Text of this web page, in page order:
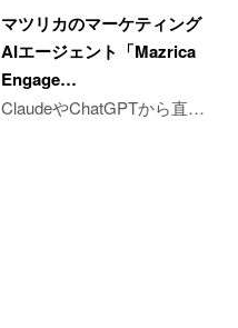
マツリカのマーケティング
AIエージェント「Mazrica
Engage…
ClaudeやChatGPTから直…